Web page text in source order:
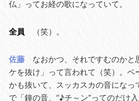
仏」ってお経の歌になっていて。
全員 （笑）。
佐藤
なおかつ、それですむのかと
ケを抜け」って言われて（笑）。ベ
かも抜いて、スッカスカの音になっ
で「鐘の音、“♪チ～ン”ってのだけ